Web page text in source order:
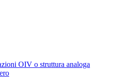
OIV o struttura analoga